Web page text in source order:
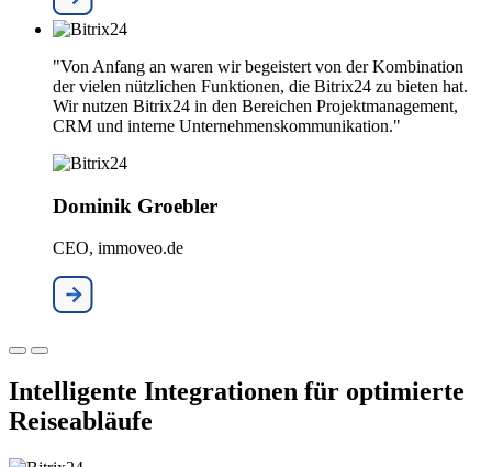
"Von Anfang an waren wir begeistert von der Kombination
der vielen nützlichen Funktionen, die Bitrix24 zu bieten hat.
Wir nutzen Bitrix24 in den Bereichen Projektmanagement,
CRM und interne Unternehmenskommunikation."
Dominik Groebler
CEO, immoveo.de
Intelligente Integrationen für optimierte
Reiseabläufe